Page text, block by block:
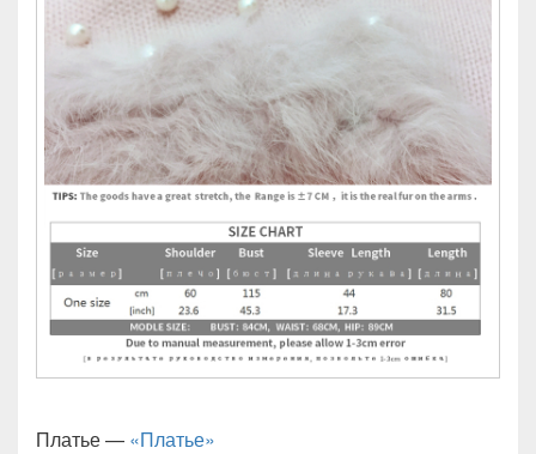
Платье — «Платье»